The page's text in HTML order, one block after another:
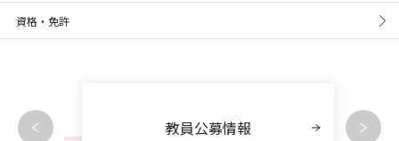
資格・免許
教員公募情報